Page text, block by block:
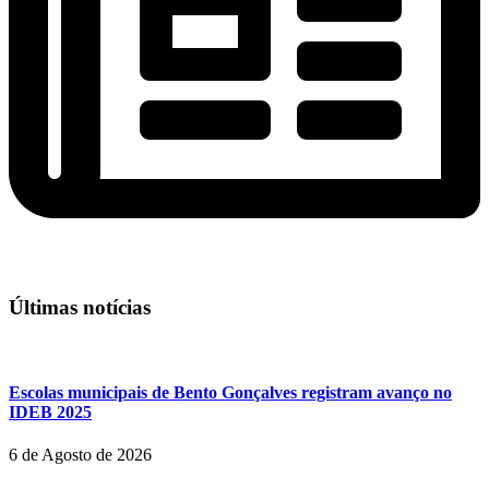
Últimas notícias
Escolas municipais de Bento Gonçalves registram avanço no
IDEB 2025
6 de Agosto de 2026